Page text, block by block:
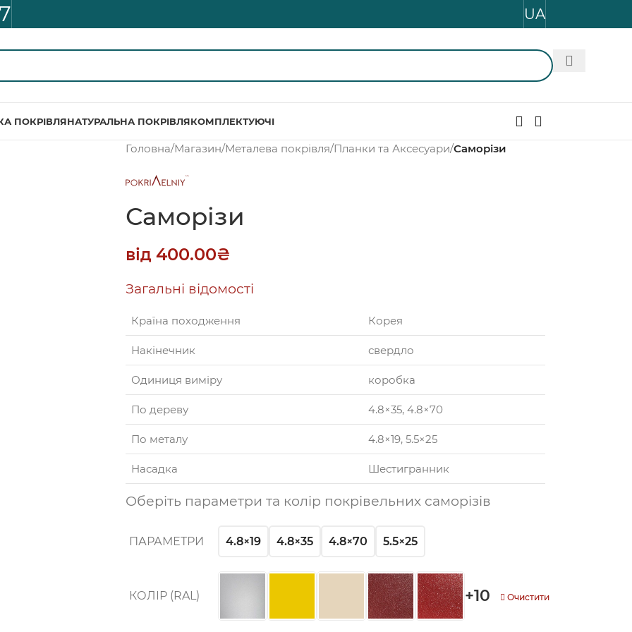
UA
ПОКРІВЛЯНАТУРАЛЬНА ПОКРІВЛЯКОМПЛЕКТУЮЧІ
Головна/Магазин/Металева покрівля/Планки та Аксесуари/Саморізи
Саморізи
від 400.00₴
Загальні відомості
Країна походження Корея
Накінечник свердло
Одиниця виміру коробка
По дереву 4.8×35, 4.8×70
По металу 4.8×19, 5.5×25
Насадка Шестигранник
Оберіть параметри та колір покрівельних саморізів
ПАРАМЕТРИ 4.8×19 4.8×35 4.8×70 5.5×25
КОЛІР (RAL) +10 Очистити